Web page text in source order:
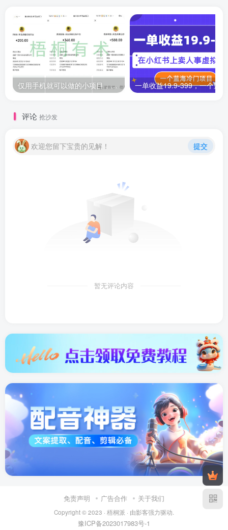
仅用手机就可以做的小项目，当天就能见钱，每天100-300
评论 抢沙发
欢迎您留下宝贵的见解！ 提交
暂无评论内容
免责声明 广告合作 关于我们
Copyright © 2023 · 梧桐派 · 由影客强力驱动.
豫ICP备2023017983号-1